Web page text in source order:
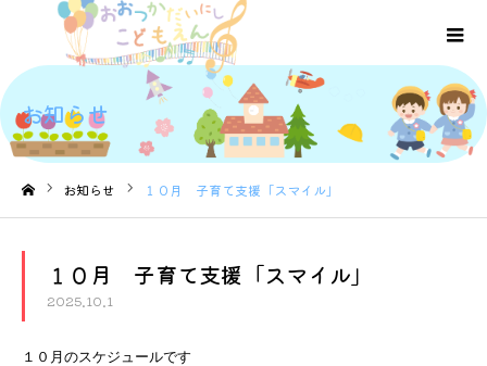
お知らせ
お知らせ １０月 子育て支援「スマイル」
１０月 子育て支援「スマイル」
2025.10.1
１０月のスケジュールです